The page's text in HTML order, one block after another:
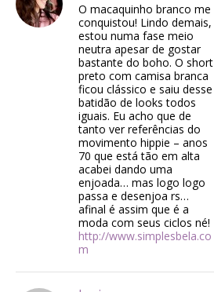
O macaquinho branco me
conquistou! Lindo demais,
estou numa fase meio
neutra apesar de gostar
bastante do boho. O short
preto com camisa branca
ficou clássico e saiu desse
batidão de looks todos
iguais. Eu acho que de
tanto ver referências do
movimento hippie – anos
70 que está tão em alta
acabei dando uma
enjoada… mas logo logo
passa e desenjoa rs…
afinal é assim que é a
moda com seus ciclos né!
http://www.simplesbela.co
m